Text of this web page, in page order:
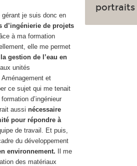
gérant je suis donc en
d’ingénierie de projets
à ma formation
elle me permet
gestion de l’eau en
unités
Aménagement et
ce sujet qui me tenait
d’ingénieur
aussinécessaire
pour répondre à
de travail. Et puis,
du développement
environnement.
Il me
des matériaux
portraits